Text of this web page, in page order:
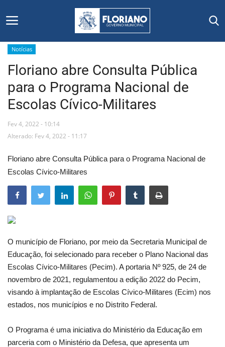
Início
Editais
Floriano
Mural de Licitações
Notícias
Vídeos
Webmail
Notícias
Floriano abre Consulta Pública
para o Programa Nacional de
Escolas Cívico-Militares
Fev 4, 2022 - 10:14
Alterado: Fev 4, 2022 - 11:17
Floriano abre Consulta Pública para o Programa Nacional de
Escolas Cívico-Militares
O município de Floriano, por meio da Secretaria Municipal de
Educação, foi selecionado para receber o Plano Nacional das
Escolas Cívico-Militares (Pecim). A portaria Nº 925, de 24 de
novembro de 2021, regulamentou a edição 2022 do Pecim,
visando à implantação de Escolas Cívico-Militares (Ecim) nos
estados, nos municípios e no Distrito Federal.
O Programa é uma iniciativa do Ministério da Educação em
parceria com o Ministério da Defesa, que apresenta um